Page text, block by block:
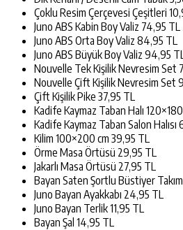
Çoklu Resim Çerçevesi Çeşitleri
Juno ABS Kabin Boy Valiz 74,95 TL
Juno ABS Orta Boy Valiz 84,95 TL
Juno ABS Büyük Boy Valiz 94,95 TL
Nouvelle Tek Kişilik Nevresim Set
Nouvelle Çift Kişilik Nevresim Set
Çift Kişilik Pike 37,95 TL
Kadife Kaymaz Taban Halı
Kadife Kaymaz Taban Salon Halısı
Kilim 100×200 cm 39,95 TL
Örme Masa Örtüsü 29,95 TL
Jakarlı Masa Örtüsü 27,95 TL
Bayan Saten Şortlu Büstiyer
Juno Bayan Ayakkabı 24,95 TL
Juno Bayan Terlik 11,95 TL
Bayan Şal 14,95 TL